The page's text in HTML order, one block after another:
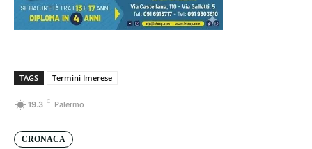
TAGS Termini Imerese
19.3 C Palermo
CRONACA